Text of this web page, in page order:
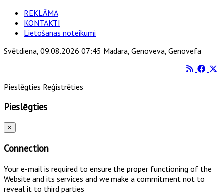
REKLĀMA
KONTAKTI
Lietošanas noteikumi
Svētdiena, 09.08.2026 07:45 Madara, Genoveva, Genovefa
Pieslēgties Reģistrēties
Pieslēgties
×
Connection
Your e-mail is required to ensure the proper functioning of the
Website and its services and we make a commitment not to
reveal it to third parties